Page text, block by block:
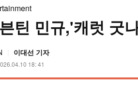
틴 민규,'캐럿 굿
이대선 기자
18: 41